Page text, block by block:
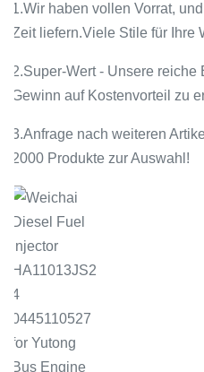
1.Wir haben vollen Vorrat,
Zeit liefern.Viele Stile für Ihre
2.Super-Wert - Unsere reiche
Gewinn auf Kostenvorteil zu
3.Anfrage nach weiteren
2000 Produkte zur Auswahl!